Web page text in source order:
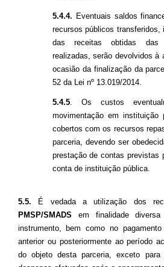
5.4.4. Eventuais saldos
recursos públicos transferidos,
das receitas obtidas das
realizadas, serão devolvidos à
ocasião da finalização da
52 da Lei nº 13.019/2014.
5.4.5. Os custos
movimentação em instituição
cobertos com os recursos
parceria, devendo ser
prestação de contas previstas
conta de instituição pública.
5.5. É vedada a utilização dos
PMSP/SMADS em finalidade
instrumento, bem como no
anterior ou posteriormente ao período
do objeto desta parceria, exceto para